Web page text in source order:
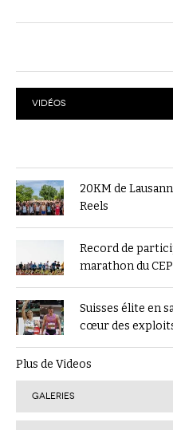
VIDÉOS
20KM de
Reels
Record de
marathon du
Suisses élite en
cœur des
Plus de Videos
GALERIES